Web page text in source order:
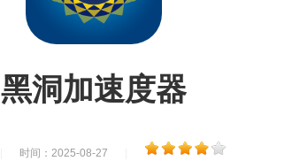
黑洞加速度器
时间：2025-08-27